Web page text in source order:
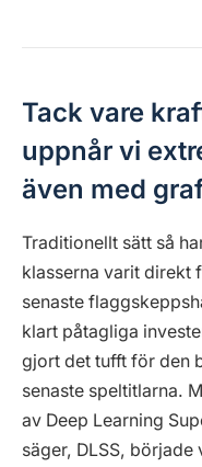
Tack vare
uppnår vi
även med
Traditionellt sätt så
klasserna varit direkt
senaste
klart påtagliga
gjort det tufft för den
senaste speltitlarna.
av Deep Learning
säger, DLSS,